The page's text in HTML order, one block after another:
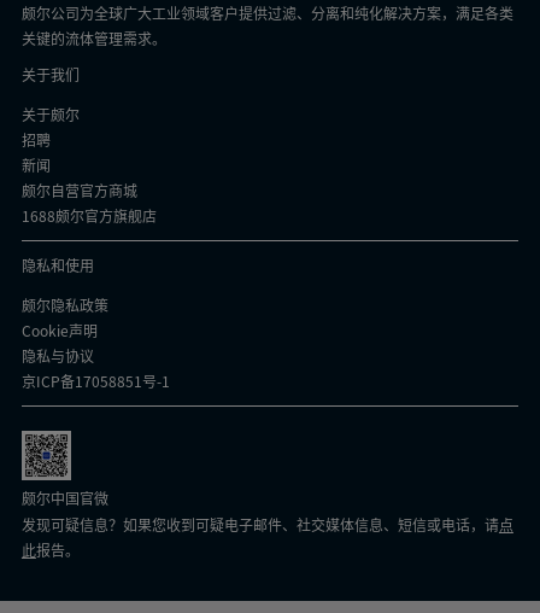
颇尔公司为全球广大工业领域客户提供过滤、分离和纯化解决方案，满足各类
关键的流体管理需求。
关于我们
关于颇尔
招聘
新闻
颇尔自营官方商城
1688颇尔官方旗舰店
隐私和使用
颇尔隐私政策
Cookie声明
隐私与协议
京ICP备17058851号-1
颇尔中国官微
发现可疑信息？如果您收到可疑电子邮件、社交媒体信息、短信或电话，请点
此报告。
果。点击“接受所有 Cookie”，即表示您同意上述内
容，并同意将该数据与我们的合作伙伴共享（链接见下
方）。您可以随时在我们网站底部的“Cookie 设置”部
分更改您的同意偏好。请查看我们的《Cookie 通知》，
了解有关我们实践的更多信息.
Cookie 设置 接受所有 Cookie